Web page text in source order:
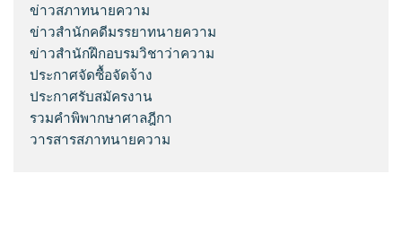
ข่าวสภาทนายความ
ข่าวสำนักคดีมรรยาทนายความ
ข่าวสำนักฝึกอบรมวิชาว่าความ
ประกาศจัดซื้อจัดจ้าง
ประกาศรับสมัครงาน
รวมคำพิพากษาศาลฎีกา
วารสารสภาทนายความ